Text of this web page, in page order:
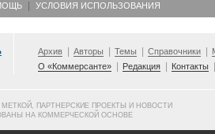
УСЛОВИЯ ИСПОЛЬЗОВАНИЯ
Архив Авторы Темы Справочники
О «Коммерсанте»
Редакция Контакты
ПАРТНЕРСКИЕ ПРОЕКТЫ И НОВОСТИ
НА КОММЕРЧЕСКОЙ ОСНОВЕ